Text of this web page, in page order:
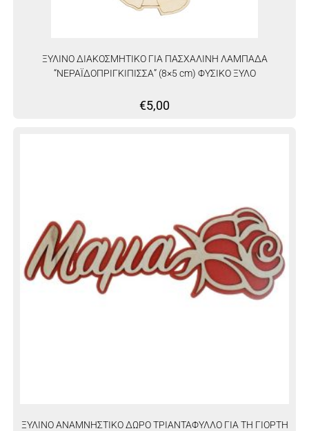
ΞΥΛΙΝΟ ΔΙΑΚΟΣΜΗΤΙΚΟ ΓΙΑ ΠΑΣΧΑΛΙΝΗ ΛΑΜΠΑΔΑ
“ΝΕΡΑΪΔΟΠΡΙΓΚΙΠΙΣΣΑ” (8×5 cm) ΦΥΣΙΚΟ ΞΥΛΟ
€5,00
ΞΥΛΙΝΟ ΑΝΑΜΝΗΣΤΙΚΟ ΔΩΡΟ ΤΡΙΑΝΤΑΦΥΛΛΟ ΓΙΑ ΤΗ ΓΙΟΡΤΗ